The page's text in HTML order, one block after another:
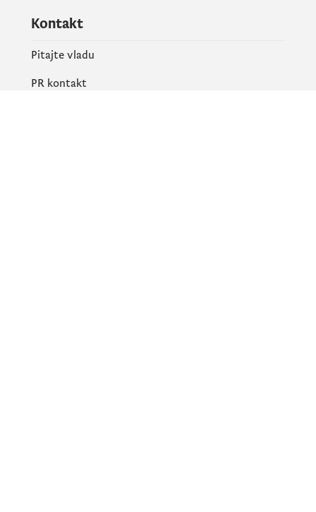
Kontakt
Pitajte vladu
PR kontakt